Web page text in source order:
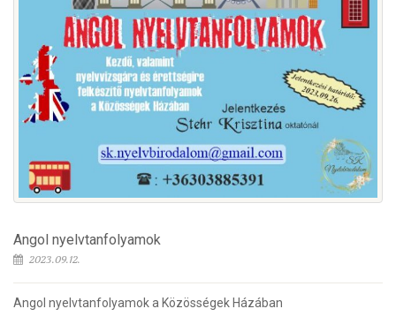
Angol nyelvtanfolyamok
2023.09.12.
Angol nyelvtanfolyamok a Közösségek Házában